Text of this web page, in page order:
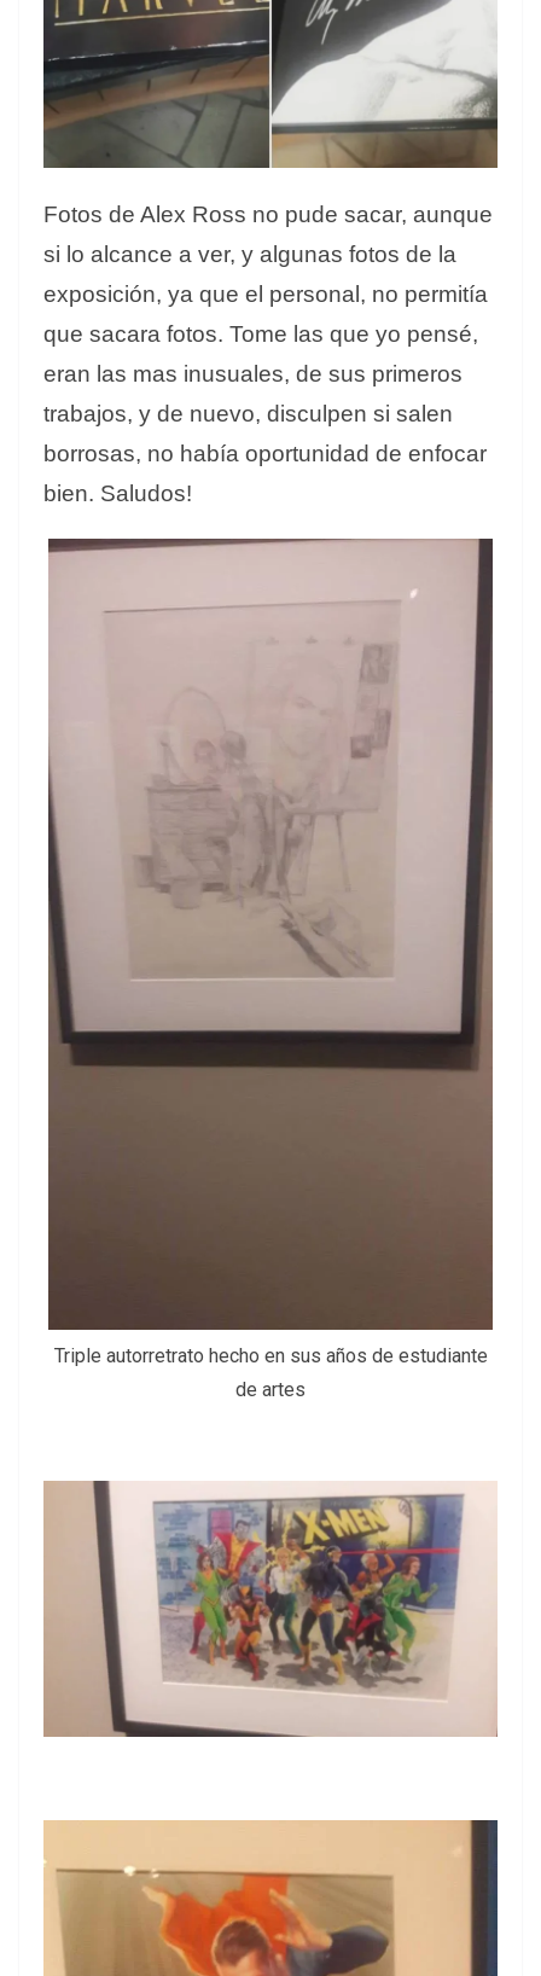
Fotos de Alex Ross no pude sacar, aunque
si lo alcance a ver, y algunas fotos de la
exposición, ya que el personal, no permitía
que sacara fotos. Tome las que yo pensé,
eran las mas inusuales, de sus primeros
trabajos, y de nuevo, disculpen si salen
borrosas, no había oportunidad de enfocar
bien. Saludos!
Triple autorretrato hecho en sus años de estudiante
de artes